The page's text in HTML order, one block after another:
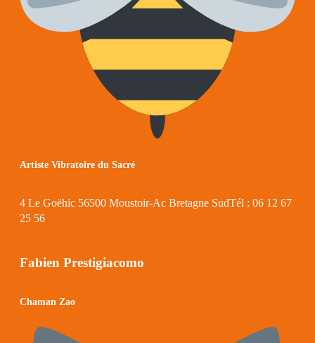
Artiste Vibratoire du Sacré
4 Le Goëhic 56500 Moustoir-Ac Bretagne SudTél : 06 12 67
25 56
Fabien Prestigiacomo
Chaman Zao